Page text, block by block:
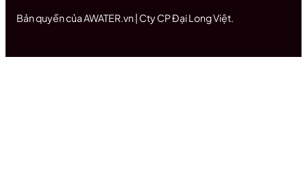
Bản quyền của AWATER.vn | Cty CP Đại Long Việt.